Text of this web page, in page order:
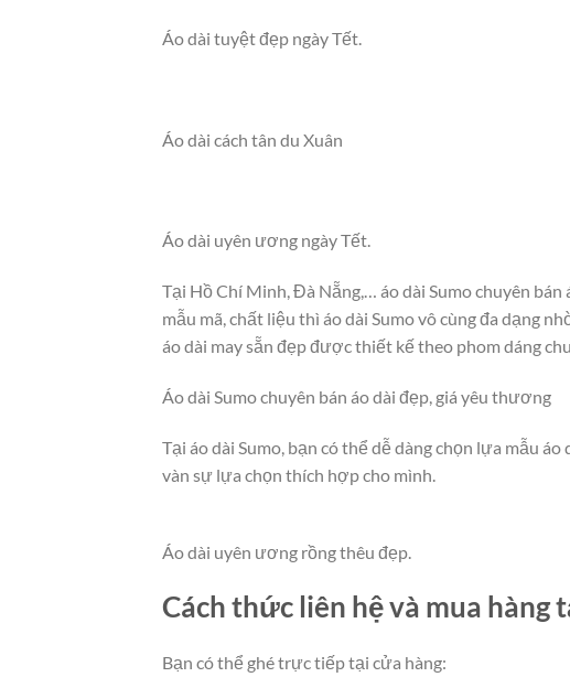
Áo dài tuyệt đẹp ngày Tết.
Áo dài cách tân du Xuân
Áo dài uyên ương ngày Tết.
Tại Hồ Chí Minh, Đà Nẵng,… áo dài Sumo chuyên
mẫu mã, chất liệu thì áo dài Sumo vô cùng đa dạng
áo dài may sẵn đẹp được thiết kế theo phom dáng
Áo dài Sumo chuyên bán áo dài đẹp, giá yêu thương
Tại áo dài Sumo, bạn có thể dễ dàng chọn lựa mẫu
vàn sự lựa chọn thích hợp cho mình.
Áo dài uyên ương rồng thêu đẹp.
Cách thức liên hệ và mua hàng
Bạn có thể ghé trực tiếp tại cửa hàng: